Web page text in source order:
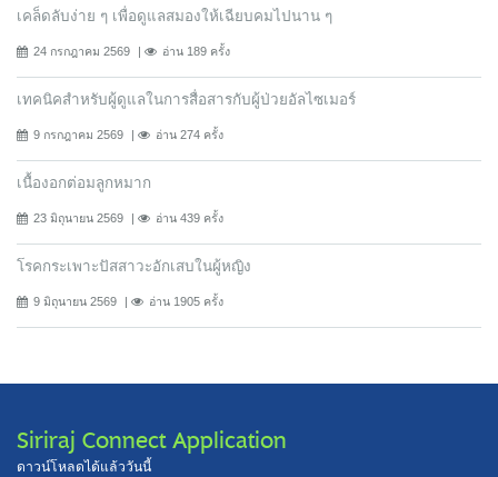
เคล็ดลับง่าย ๆ เพื่อดูแลสมองให้เฉียบคมไปนาน ๆ
24 กรกฎาคม 2569 อ่าน 189 ครั้ง
เทคนิคสำหรับผู้ดูแลในการสื่อสารกับผู้ป่วยอัลไซเมอร์
9 กรกฎาคม 2569 อ่าน 274 ครั้ง
เนื้องอกต่อมลูกหมาก
23 มิถุนายน 2569 อ่าน 439 ครั้ง
โรคกระเพาะปัสสาวะอักเสบในผู้หญิง
9 มิถุนายน 2569 อ่าน 1905 ครั้ง
Siriraj Connect Application
ดาวน์โหลดได้แล้ววันนี้